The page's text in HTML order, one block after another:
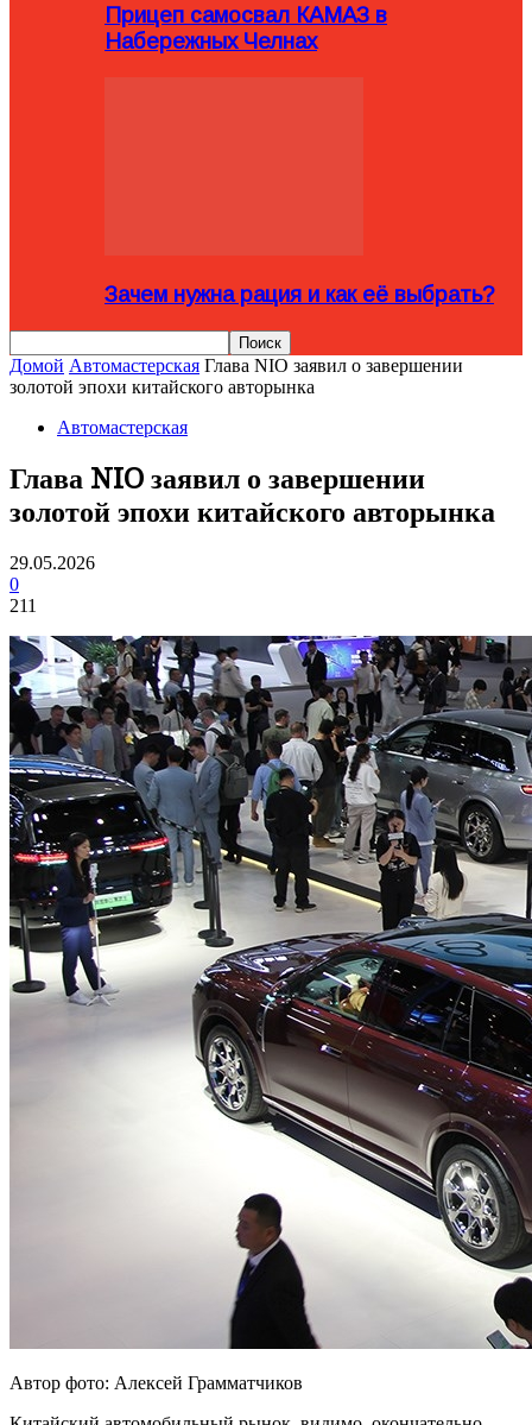
Прицеп самосвал КАМАЗ в
Набережных Челнах
Зачем нужна рация и как её выбрать?
Домой Автомастерская Глава NIO заявил о завершении
золотой эпохи китайского авторынка
Автомастерская
Глава NIO заявил о завершении
золотой эпохи китайского авторынка
29.05.2026
0
211
Автор фото: Алексей Грамматчиков